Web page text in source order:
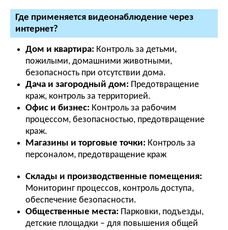
Где применяется видеонаблюдение через
интернет?
Дом и квартира: Контроль за детьми,
пожилыми, домашними животными,
безопасность при отсутствии дома.
Дача и загородный дом: Предотвращение
краж, контроль за территорией.
Офис и бизнес: Контроль за рабочим
процессом, безопасностью, предотвращение
краж.
Магазины и торговые точки: Контроль за
персоналом, предотвращение краж
Склады и производственные помещения:
Мониторинг процессов, контроль доступа,
обеспечение безопасности.
Общественные места: Парковки, подъезды,
детские площадки – для повышения общей